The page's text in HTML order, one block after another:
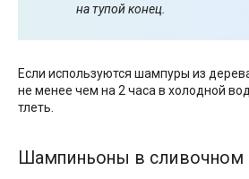
на тупой конец.
Если используются шампуры из
не менее чем на 2 часа в холодной
тлеть.
Шампиньоны в сливочном